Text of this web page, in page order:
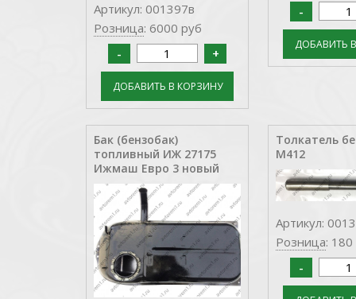
Артикул: 001397в
Розница: 6000 руб
Бак (бензобак)
топливный ИЖ 27175
Ижмаш Евро 3 новый
Толкатель
М412
Артикул:
Розница: